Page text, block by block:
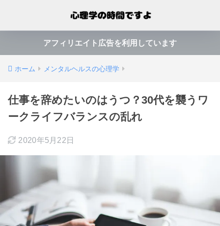
アフィリエイト広告を利用しています
ホーム メンタルヘルスの心理学
仕事を辞めたいのはうつ？30代を襲うワ
ークライフバランスの乱れ
2020年5月22日